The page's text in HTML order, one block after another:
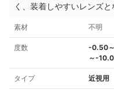
く、装着しやすいレンズと
素材 不明
度数
-0.50
～-
タイプ 近視用